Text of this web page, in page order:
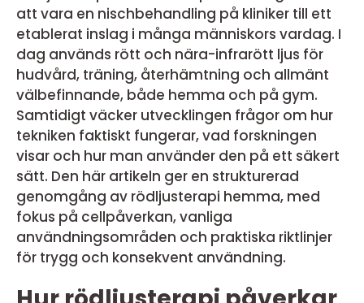
att vara en nischbehandling på kliniker till ett
etablerat inslag i många människors vardag. I
dag används rött och nära-infrarött ljus för
hudvård, träning, återhämtning och allmänt
välbefinnande, både hemma och på gym.
Samtidigt väcker utvecklingen frågor om hur
tekniken faktiskt fungerar, vad forskningen
visar och hur man använder den på ett säkert
sätt. Den här artikeln ger en strukturerad
genomgång av rödljusterapi hemma, med
fokus på cellpåverkan, vanliga
användningsområden och praktiska riktlinjer
för trygg och konsekvent användning.